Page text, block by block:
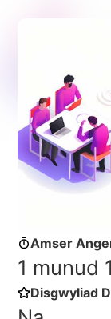
Amser
1 munud
Disgwyliad